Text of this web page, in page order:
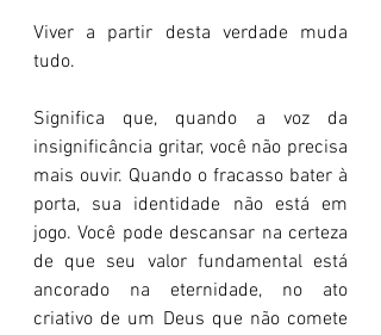
Viver a partir desta verdade muda
tudo.
Significa que, quando a voz da
insignificância gritar, você não precisa
mais ouvir. Quando o fracasso bater à
porta, sua identidade não está em
jogo. Você pode descansar na certeza
de que seu valor fundamental está
ancorado na eternidade, no ato
criativo de um Deus que não comete